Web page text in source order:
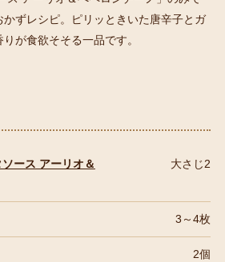
ずレシピ。ピリッときいた唐辛子とガ
が食欲そそる一品です。
ソース アーリオ＆
大さじ2
3～4枚
2個